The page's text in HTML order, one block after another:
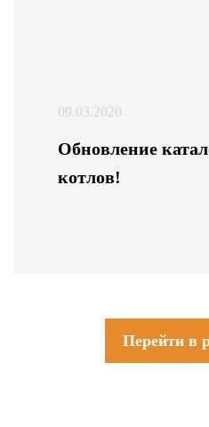
09.03.2020
Обновление
котлов!
Перейти в